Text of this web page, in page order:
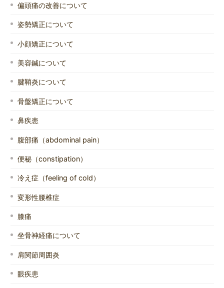
偏頭痛の改善について
姿勢矯正について
小顔矯正について
美容鍼について
腱鞘炎について
骨盤矯正について
鼻疾患
腹部痛（abdominal pain）
便秘（constipation）
冷え症（feeling of cold）
変形性腰椎症
膝痛
坐骨神経痛について
肩関節周囲炎
眼疾患